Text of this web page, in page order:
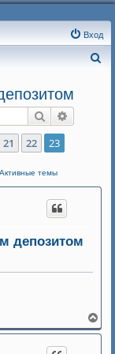
Вход
Поиск
21 22 23
Активные темы
депозитом
е
р